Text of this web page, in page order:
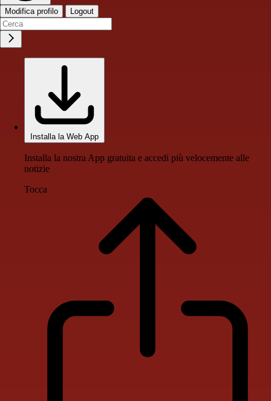
Modifica profilo Logout
Installa la Web App
Installa la nostra App gratuita e accedi più velocemente alle
notizie
Tocca